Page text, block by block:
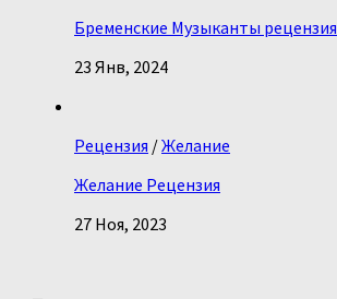
Бременские Музыканты рецензия
23 Янв, 2024
Рецензия /Желание
Желание Рецензия
27 Ноя, 2023